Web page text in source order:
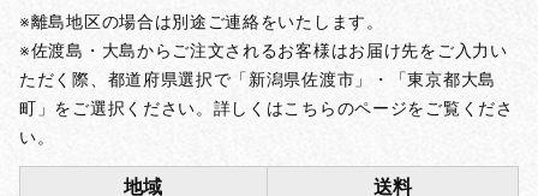
※離島地区の場合は別途ご連絡をいたします。
※佐渡島・大島からご注文されるお客様はお届け先をご入力い
ただく際、都道府県選択で「新潟県佐渡市」・「東京都大島
町」をご選択ください。詳しくはこちらのページをご覧くださ
い。
地域 送料